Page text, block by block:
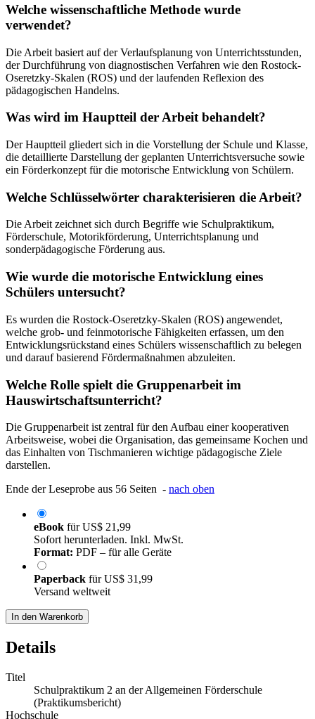
Welche wissenschaftliche Methode wurde
verwendet?
Die Arbeit basiert auf der Verlaufsplanung von Unterrichtsstunden,
der Durchführung von diagnostischen Verfahren wie den Rostock-
Oseretzky-Skalen (ROS) und der laufenden Reflexion des
pädagogischen Handelns.
Was wird im Hauptteil der Arbeit behandelt?
Der Hauptteil gliedert sich in die Vorstellung der Schule und Klasse,
die detaillierte Darstellung der geplanten Unterrichtsversuche sowie
ein Förderkonzept für die motorische Entwicklung von Schülern.
Welche Schlüsselwörter charakterisieren die Arbeit?
Die Arbeit zeichnet sich durch Begriffe wie Schulpraktikum,
Förderschule, Motorikförderung, Unterrichtsplanung und
sonderpädagogische Förderung aus.
Wie wurde die motorische Entwicklung eines
Schülers untersucht?
Es wurden die Rostock-Oseretzky-Skalen (ROS) angewendet,
welche grob- und feinmotorische Fähigkeiten erfassen, um den
Entwicklungsrückstand eines Schülers wissenschaftlich zu belegen
und darauf basierend Fördermaßnahmen abzuleiten.
Welche Rolle spielt die Gruppenarbeit im
Hauswirtschaftsunterricht?
Die Gruppenarbeit ist zentral für den Aufbau einer kooperativen
Arbeitsweise, wobei die Organisation, das gemeinsame Kochen und
das Einhalten von Tischmanieren wichtige pädagogische Ziele
darstellen.
Ende der Leseprobe aus 56 Seiten - nach oben
eBook fürUS$ 21,99
Sofort herunterladen. Inkl. MwSt.
Format: PDF – für alle Geräte
Paperback fürUS$ 31,99
Versand weltweit
In den Warenkorb
Details
Titel
Schulpraktikum 2 an der Allgemeinen Förderschule
(Praktikumsbericht)
Hochschule